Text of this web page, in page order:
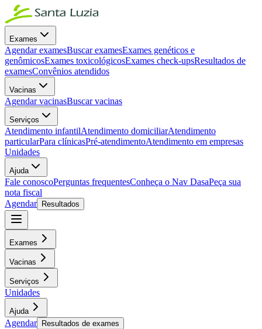
Exames
Agendar examesBuscar examesExames genéticos e
genômicosExames toxicológicosExames check-upsResultados de
examesConvênios atendidos
Vacinas
Agendar vacinasBuscar vacinas
Serviços
Atendimento infantilAtendimento domiciliarAtendimento
particularPara clínicasPré-atendimentoAtendimento em empresas
Unidades
Ajuda
Fale conoscoPerguntas frequentesConheça o Nav DasaPeça sua
nota fiscal
Agendar
Resultados
Exames
Vacinas
Serviços
Unidades
Ajuda
Agendar Resultados de exames